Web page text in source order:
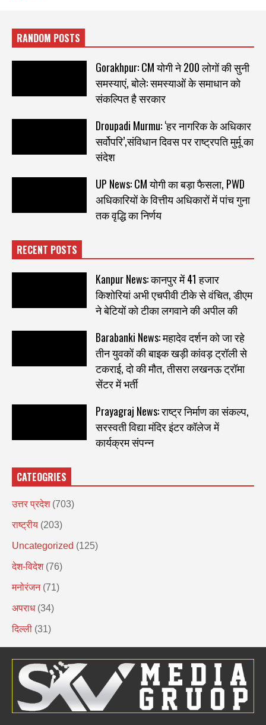
RANDOM POSTS
Gorakhpur: CM योगी ने 200 लोगों की सुनी
समस्याएं, बोले: समस्याओं के समाधान को
संकल्पित है सरकार
Droupadi Murmu: ‘हर नागरिक के अधिकार
सर्वोपरि’,संविधान दिवस पर राष्ट्रपति मुर्मू का
संदेश
UP News: CM योगी का बड़ा फैसला, PWD
अधिकारियों के वित्तीय अधिकारों में पांच गुना
तक वृद्धि का निर्णय
RECENT POSTS
Kanpur News: कानपुर में 41 हजार
किशोरियां अभी एचपीवी टीके से वंचित, डीएम
ने बेटियों को टीका लगवाने की अपील की
Barabanki News: महादेव दर्शन को जा रहे
तीन युवकों की बाइक खड़ी कांवड़ ट्रॉली से
टकराई, दो की मौत, तीसरा लखनऊ ट्रॉमा
सेंटर में भर्ती
Prayagraj News: राष्ट्र निर्माण का संकल्प,
सरस्वती विद्या मंदिर इंटर कॉलेज में
कार्यक्रम संपन्न
CATEOGRIES
उत्तर प्रदेश (703)
राष्ट्रीय (203)
Uncategorized (125)
देश-विदेश (76)
मनोरंजन (71)
अपराध (34)
दिल्ली (31)